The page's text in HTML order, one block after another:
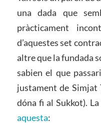
una dada que
pràcticament
d’aquestes set
altre que la fundada
sabien el que
justament de Simjat
dóna fi al Sukkot).
aquesta: